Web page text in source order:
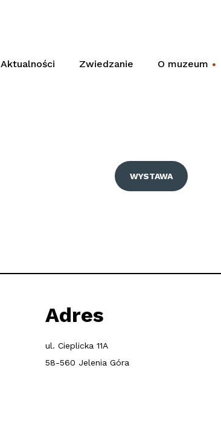
Aktualności
Zwiedzanie
O muzeum
WYSTAWA
Adres
ul. Cieplicka 11A
58-560 Jelenia Góra